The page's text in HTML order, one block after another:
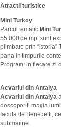
Atractii turistice
Mini Turkey
Parcul tematic Mini
55.000 de mp. sunt
plimbare prin
pana in timpurile
Program: in fiecare zi
Acvariul din Antalya
Acvariul din Antalya
descoperiti magia
facuta de Benedetti,
submarine.